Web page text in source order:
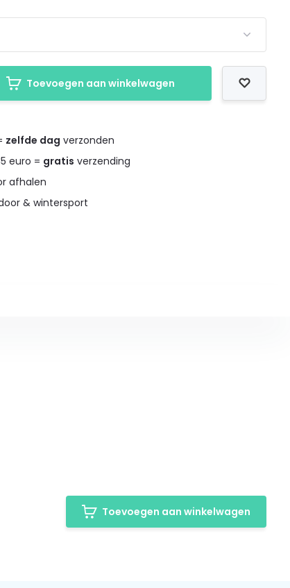
Toevoegen aan winkelwagen
zelfde dag verzonden
euro = gratis verzending
afhalen
& wintersport
Toevoegen aan winkelwagen